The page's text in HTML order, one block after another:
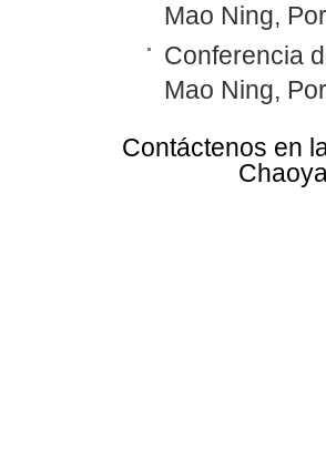
Mao Ning,
Conferencia
Mao Ning,
Contáctenos en